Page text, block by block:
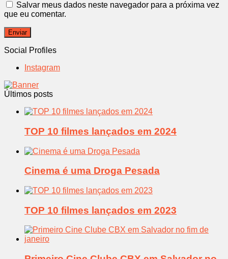
Salvar meus dados neste navegador para a próxima vez
que eu comentar.
Social Profiles
Instagram
Últimos posts
TOP 10 filmes lançados em 2024
Cinema é uma Droga Pesada
TOP 10 filmes lançados em 2023